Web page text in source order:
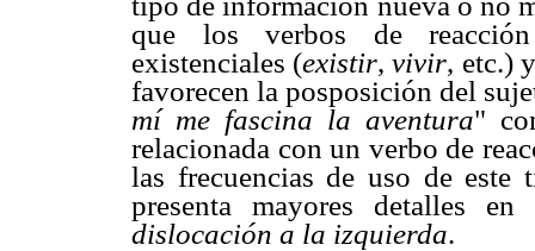
que los verbos de
existenciales (existir,vivir, etc.)
favorecen la posposición del
mí me fascina la aventura"
relacionada con un verbo de
las frecuencias de uso de este
presenta mayores detalles
dislocación a la izquierda.